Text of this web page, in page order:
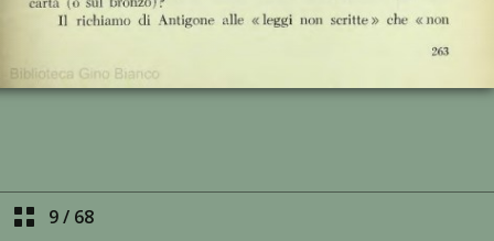
9/ 68